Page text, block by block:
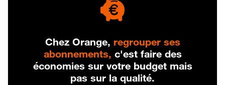
Chez Orange, regrouper ses
abonnements, c'est faire des
économies sur votre budget mais
pas sur la qualité.